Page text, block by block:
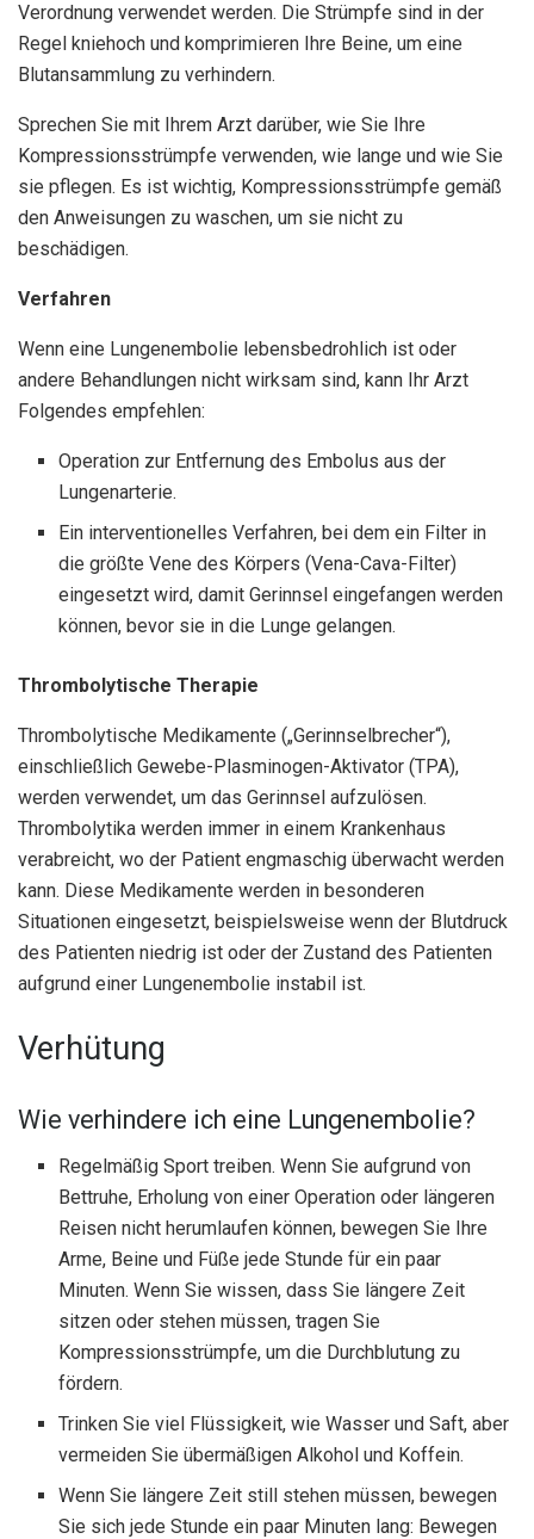
Verordnung verwendet werden. Die Strümpfe sind in der
Regel kniehoch und komprimieren Ihre Beine, um eine
Blutansammlung zu verhindern.
Sprechen Sie mit Ihrem Arzt darüber, wie Sie Ihre
Kompressionsstrümpfe verwenden, wie lange und wie Sie
sie pflegen. Es ist wichtig, Kompressionsstrümpfe gemäß
den Anweisungen zu waschen, um sie nicht zu
beschädigen.
Verfahren
Wenn eine Lungenembolie lebensbedrohlich ist oder
andere Behandlungen nicht wirksam sind, kann Ihr Arzt
Folgendes empfehlen:
Operation zur Entfernung des Embolus aus der
Lungenarterie.
Ein interventionelles Verfahren, bei dem ein Filter in
die größte Vene des Körpers (Vena-Cava-Filter)
eingesetzt wird, damit Gerinnsel eingefangen werden
können, bevor sie in die Lunge gelangen.
Thrombolytische Therapie
Thrombolytische Medikamente („Gerinnselbrecher“),
einschließlich Gewebe-Plasminogen-Aktivator (TPA),
werden verwendet, um das Gerinnsel aufzulösen.
Thrombolytika werden immer in einem Krankenhaus
verabreicht, wo der Patient engmaschig überwacht werden
kann. Diese Medikamente werden in besonderen
Situationen eingesetzt, beispielsweise wenn der Blutdruck
des Patienten niedrig ist oder der Zustand des Patienten
aufgrund einer Lungenembolie instabil ist.
Verhütung
Wie verhindere ich eine Lungenembolie?
Regelmäßig Sport treiben. Wenn Sie aufgrund von
Bettruhe, Erholung von einer Operation oder längeren
Reisen nicht herumlaufen können, bewegen Sie Ihre
Arme, Beine und Füße jede Stunde für ein paar
Minuten. Wenn Sie wissen, dass Sie längere Zeit
sitzen oder stehen müssen, tragen Sie
Kompressionsstrümpfe, um die Durchblutung zu
fördern.
Trinken Sie viel Flüssigkeit, wie Wasser und Saft, aber
vermeiden Sie übermäßigen Alkohol und Koffein.
Wenn Sie längere Zeit still stehen müssen, bewegen
Sie sich jede Stunde ein paar Minuten lang: Bewegen